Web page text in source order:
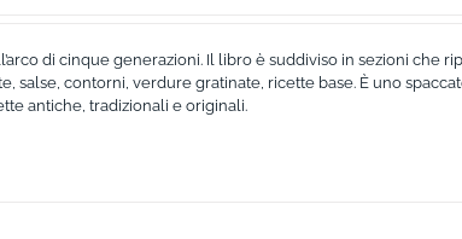
di cinque generazioni. Il libro è suddiviso in sezioni che
salse, contorni, verdure gratinate, ricette base. È uno
antiche, tradizionali e originali.